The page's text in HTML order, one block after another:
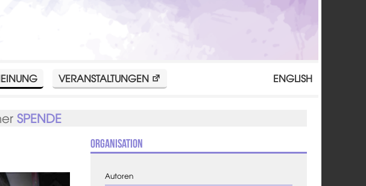
VERANSTALTUNGEN ENGLISH
SPENDE
Organisation
Autoren